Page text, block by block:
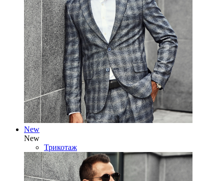
New
New
Трикотаж